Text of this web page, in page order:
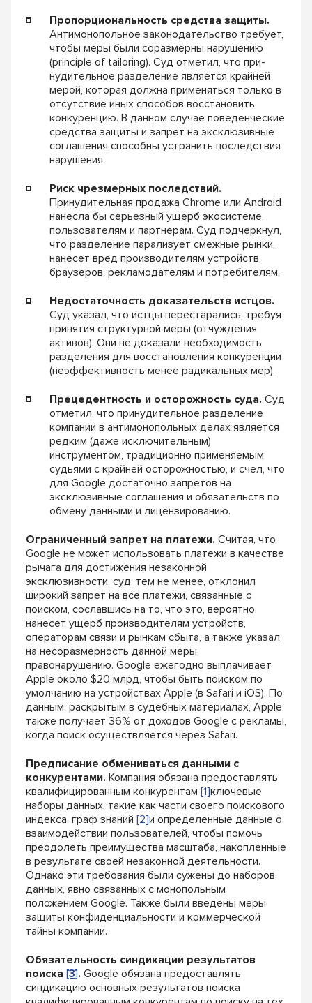
Пропорциональность средства защиты.
Антимонопольное законодательство требует,
чтобы меры были соразмерны нарушению
(principle of tailoring). Суд отметил, что при-
нудительное разделение является крайней
мерой, которая должна применяться только в
отсутствие иных способов восстановить
конкуренцию. В данном случае поведенческие
средства защиты и запрет на эксклюзивные
соглашения способны устранить последствия
нарушения.
Риск чрезмерных последствий.
Принудительная продажа Chrome или Android
нанесла бы серьезный ущерб экосистеме,
пользователям и партнерам. Суд подчеркнул,
что разделение парализует смежные рынки,
нанесет вред производителям устройств,
браузеров, рекламодателям и потребителям.
Недостаточность доказательств истцов.
Суд указал, что истцы перестарались, требуя
принятия структурной меры (отчуждения
активов). Они не доказали необходимость
разделения для восстановления конкуренции
(неэффективность менее радикальных мер).
Прецедентность и осторожность суда. Суд
отметил, что принудительное разделение
компании в антимонопольных делах является
редким (даже исключительным)
инструментом, традиционно применяемым
судьями с крайней осторожностью, и счел, что
для Google достаточно запретов на
эксклюзивные соглашения и обязательств по
обмену данными и лицензированию.
Ограниченный запрет на платежи. Считая, что
Google не может использовать платежи в качестве
рычага для достижения незаконной
эксклюзивности, суд, тем не менее, отклонил
широкий запрет на все платежи, связанные с
поиском, сославшись на то, что это, вероятно,
нанесет ущерб производителям устройств,
операторам связи и рынкам сбыта, а также указал
на несоразмерность данной меры
правонарушению. Google ежегодно выплачивает
Apple около $20 млрд, чтобы быть поиском по
умолчанию на устройствах Apple (в Safari и iOS). По
данным, раскрытым в судебных материалах, Apple
также получает 36% от доходов Google с рекламы,
когда поиск осуществляется через Safari.
Предписание обмениваться данными с
конкурентами. Компания обязана предоставлять
квалифицированным конкурентам [1]ключевые
наборы данных, такие как части своего поискового
индекса, граф знаний [2]и определенные данные о
взаимодействии пользователей, чтобы помочь
преодолеть преимущества масштаба, накопленные
в результате своей незаконной деятельности.
Однако эти требования были сужены до наборов
данных, явно связанных с монопольным
положением Google. Также были введены меры
защиты конфиденциальности и коммерческой
тайны компании.
Обязательность синдикации результатов
поиска [3]. Google обязана предоставлять
синдикацию основных результатов поиска